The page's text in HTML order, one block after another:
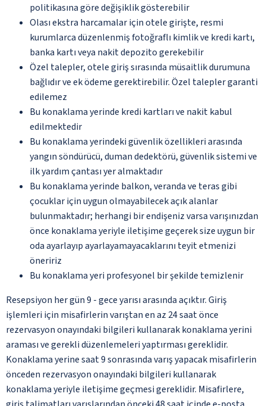
politikasına göre değişiklik gösterebilir
Olası ekstra harcamalar için otele girişte, resmi
kurumlarca düzenlenmiş fotoğraflı kimlik ve kredi kartı,
banka kartı veya nakit depozito gerekebilir
Özel talepler, otele giriş sırasında müsaitlik durumuna
bağlıdır ve ek ödeme gerektirebilir. Özel talepler garanti
edilemez
Bu konaklama yerinde kredi kartları ve nakit kabul
edilmektedir
Bu konaklama yerindeki güvenlik özellikleri arasında
yangın söndürücü, duman dedektörü, güvenlik sistemi ve
ilk yardım çantası yer almaktadır
Bu konaklama yerinde balkon, veranda ve teras gibi
çocuklar için uygun olmayabilecek açık alanlar
bulunmaktadır; herhangi bir endişeniz varsa varışınızdan
önce konaklama yeriyle iletişime geçerek size uygun bir
oda ayarlayıp ayarlayamayacaklarını teyit etmenizi
öneririz
Bu konaklama yeri profesyonel bir şekilde temizlenir
Resepsiyon her gün 9 - gece yarısı arasında açıktır. Giriş
işlemleri için misafirlerin varıştan en az 24 saat önce
rezervasyon onayındaki bilgileri kullanarak konaklama yerini
araması ve gerekli düzenlemeleri yaptırması gereklidir.
Konaklama yerine saat 9 sonrasında varış yapacak misafirlerin
önceden rezervasyon onayındaki bilgileri kullanarak
konaklama yeriyle iletişime geçmesi gereklidir. Misafirlere,